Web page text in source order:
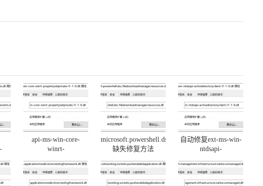
api-ms-win-core-
winrt-
1-0.dll丢失一键修复
缺失修复方法
自动修复ext-ms-win-
ntdsapi-
l1-1-0.dll丢失方法